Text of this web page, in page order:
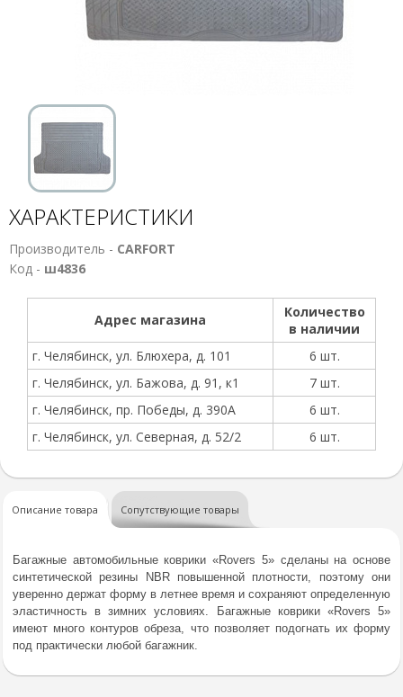
ХАРАКТЕРИСТИКИ
Производитель - CARFORT
Код - ш4836
Адрес магазина
Количество
в наличии
г. Челябинск, ул. Блюхера, д. 101
6 шт.
г. Челябинск, ул. Бажова, д. 91, к1
7 шт.
г. Челябинск, пр. Победы, д. 390А
6 шт.
г. Челябинск, ул. Северная, д. 52/2
6 шт.
Описание товара Сопутствующие товары
Багажные автомобильные коврики «Rovers 5» сделаны на основе
синтетической резины NBR повышенной плотности, поэтому они
уверенно держат форму в летнее время и сохраняют определенную
эластичность в зимних условиях. Багажные коврики «Rovers 5»
имеют много контуров обреза, что позволяет подогнать их форму
под практически любой багажник.